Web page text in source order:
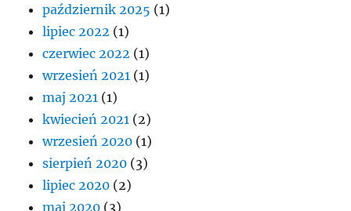
październik 2025 (1)
lipiec 2022 (1)
czerwiec 2022 (1)
wrzesień 2021 (1)
maj 2021 (1)
kwiecień 2021 (2)
wrzesień 2020 (1)
sierpień 2020 (3)
lipiec 2020 (2)
maj 2020 (3)